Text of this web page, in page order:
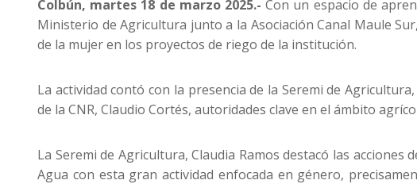
Colbún, martes 18 de marzo 2025.- Con un espacio de
Ministerio de Agricultura junto a la Asociación Canal Maule
de la mujer en los proyectos de riego de la institución.
La actividad contó con la presencia de la Seremi de
de la CNR, Claudio Cortés, autoridades clave en el ámbito
La Seremi de Agricultura, Claudia Ramos destacó las
Agua con esta gran actividad enfocada en género,